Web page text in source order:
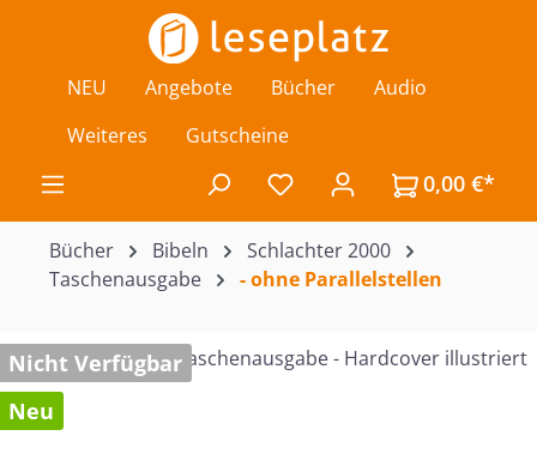
Zum Hauptinhalt springen
NEU Angebote Bücher
Audio
Weiteres
Gutscheine
Du hast 0 Produkte auf
0,00 €*
Bücher Bibeln
Schlachter 2000
Taschenausgabe
- ohne Parallelstellen
Nicht Verfügbar
Neu
Bildergalerie überspringen